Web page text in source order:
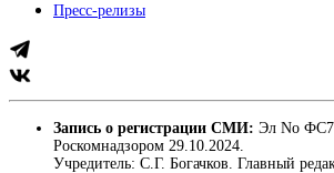
Пресс-релизы
Запись о регистрации СМИ: Эл No
Роскомнадзором 29.10.2024.
Учредитель: С.Г. Богачков. Главный